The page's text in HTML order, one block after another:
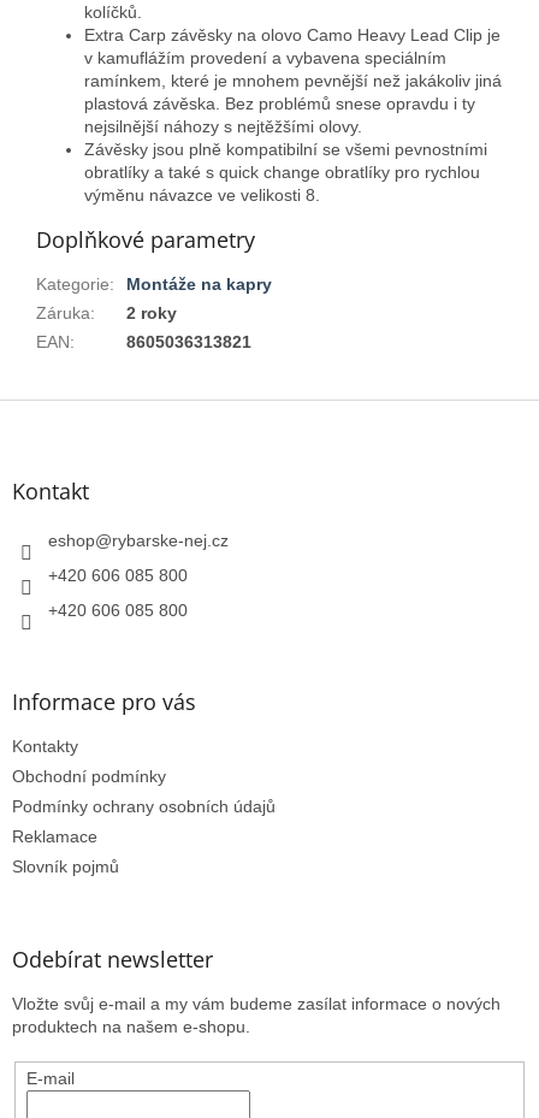
kolíčků.
Extra Carp závěsky na olovo Camo Heavy Lead Clip je
v kamuflážím provedení a vybavena speciálním
ramínkem, které je mnohem pevnější než jakákoliv jiná
plastová závěska. Bez problémů snese opravdu i ty
nejsilnější náhozy s nejtěžšími olovy.
Závěsky jsou plně kompatibilní se všemi pevnostními
obratlíky a také s quick change obratlíky pro rychlou
výměnu návazce ve velikosti 8.
Doplňkové parametry
Kategorie:
Montáže na kapry
Záruka:
2 roky
EAN: 8605036313821
Z
Kontakt
eshop@rybarske-nej.cz
+420 606 085 800
+420 606 085 800
Informace pro vás
Kontakty
Obchodní podmínky
Podmínky ochrany osobních údajů
Reklamace
Slovník pojmů
Odebírat newsletter
Vložte svůj e-mail a my vám budeme zasílat informace o nových
produktech na našem e-shopu.
E-mail